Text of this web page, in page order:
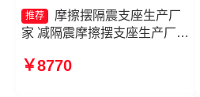
推荐
摩擦摆隔震支座生产厂
家 减隔震摩擦摆支座生产厂家
摆隔震支座FPSII-3000-350-
￥8770